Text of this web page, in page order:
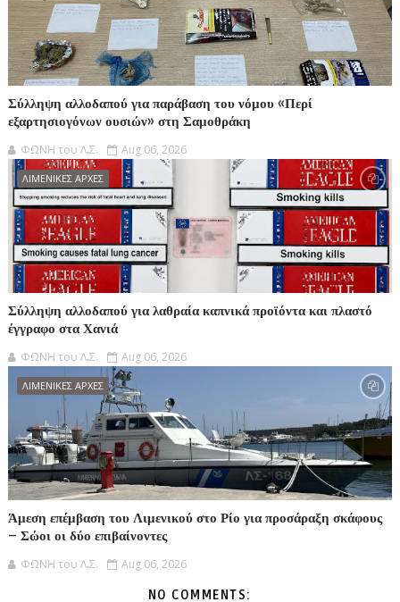
Σύλληψη αλλοδαπού για παράβαση του νόμου «Περί
εξαρτησιογόνων ουσιών» στη Σαμοθράκη
ΦΩΝΗ του Λ.Σ. Aug 06, 2026
ΛΙΜΕΝΙΚΕΣ ΑΡΧΕΣ
Σύλληψη αλλοδαπού για λαθραία καπνικά προϊόντα και πλαστό
έγγραφο στα Χανιά
ΦΩΝΗ του Λ.Σ. Aug 06, 2026
ΛΙΜΕΝΙΚΕΣ ΑΡΧΕΣ
Άμεση επέμβαση του Λιμενικού στο Ρίο για προσάραξη σκάφους
– Σώοι οι δύο επιβαίνοντες
ΦΩΝΗ του Λ.Σ. Aug 06, 2026
NO COMMENTS: